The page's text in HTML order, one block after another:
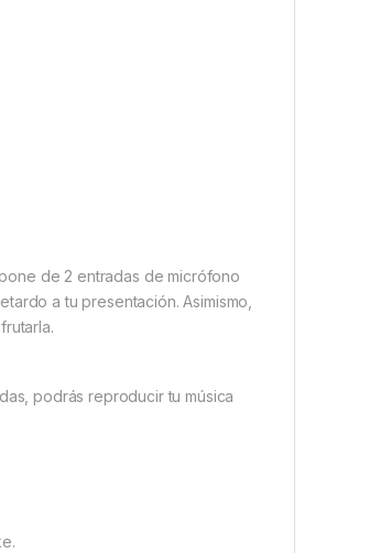
de 2 entradas de micrófono
a tu presentación. Asimismo,
podrás reproducir tu música